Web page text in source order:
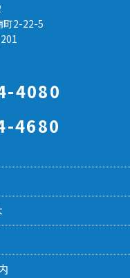
町2-22-5
4080
4680